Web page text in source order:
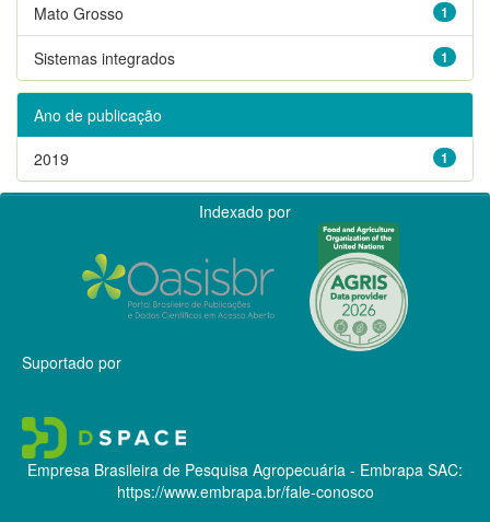
1
Mato Grosso
1
Sistemas integrados
Ano de publicação
1
2019
Indexado por
Suportado por
Empresa Brasileira de Pesquisa Agropecuária - Embrapa SAC:
https://www.embrapa.br/fale-conosco